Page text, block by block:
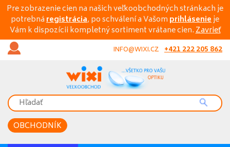
Pre zobrazenie cien na našich veľkoobchodných stránkach je
potrebnáregistrácia, po schválení a Vašom prihlásenieje
Vám k dispozícii kompletný sortiment vrátane cien.Zavrieť
INFO@WIXI.CZ +421 222 205 862
OBCHODNÍK